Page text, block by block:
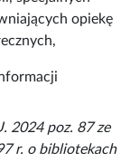
opiekę
2024 poz. 87 ze
r. o bibliotekach